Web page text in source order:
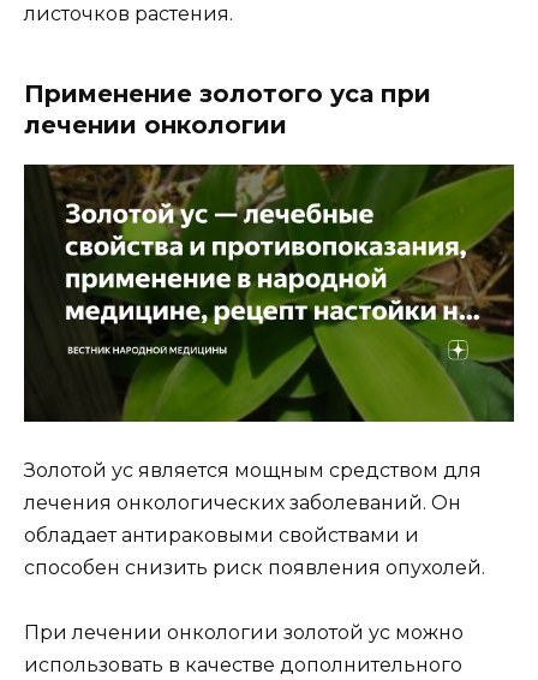
листочков растения.
Применение золотого уса при
лечении онкологии
Золотой ус является мощным средством для
лечения онкологических заболеваний. Он
обладает антираковыми свойствами и
способен снизить риск появления опухолей.
При лечении онкологии золотой ус можно
использовать в качестве дополнительного